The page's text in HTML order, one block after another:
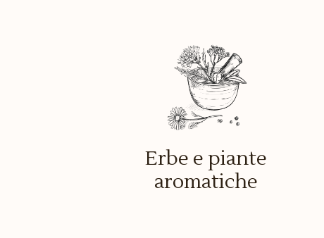
Erbe e piante
aromatiche